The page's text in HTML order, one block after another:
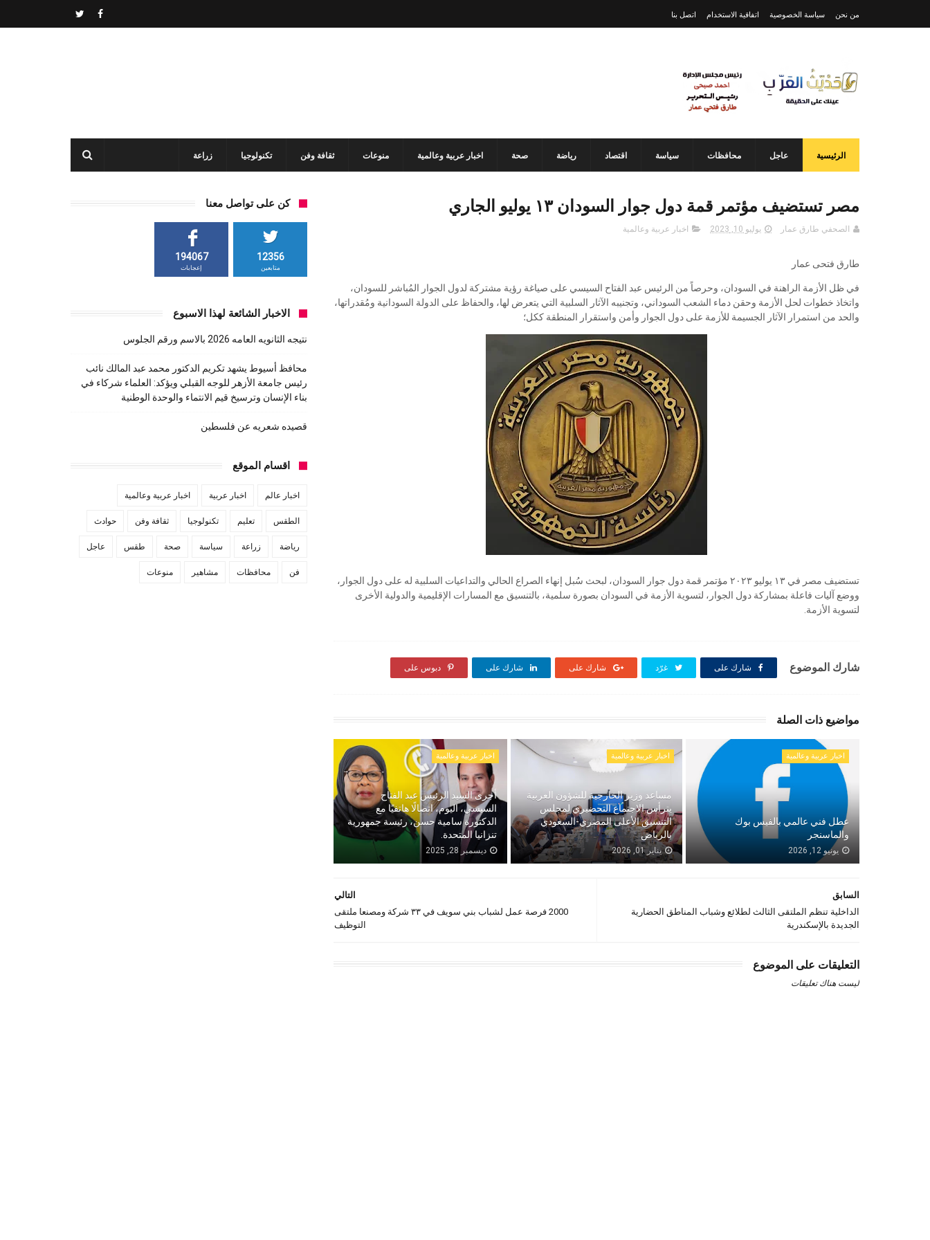
من نحن سياسة الخصوصية اتفاقية الاستخدام اتصل بنا
الرئيسية عاجل محافظات سياسة اقتصاد رياضة صحة اخبار عربية وعالمية منوعات ثقافة وفن تكنولوجيا زراعة
مصر تستضيف مؤتمر قمة دول جوار السودان ١٣ يوليو الجاري
الصحفي طارق عمار يوليو 10, 2023 اخبار عربية وعالمية
طارق فتحى عمار
في ظل الأزمة الراهنة في السودان، وحرصاً من الرئيس عبد الفتاح السيسي على صياغة رؤية مشتركة لدول الجوار المُباشر للسودان،
واتخاذ خطوات لحل الأزمة وحقن دماء الشعب السوداني، وتجنيبه الآثار السلبية التي يتعرض لها، والحفاظ على الدولة السودانية ومُقدراتها،
والحد من استمرار الآثار الجسيمة للأزمة على دول الجوار وأمن واستقرار المنطقة ككل؛
تستضيف مصر في ١٣ يوليو ۲۰۲۳ مؤتمر قمة دول جوار السودان، لبحث سُبل إنهاء الصراع الحالي والتداعيات السلبية له على دول الجوار،
ووضع آليات فاعلة بمشاركة دول الجوار، لتسوية الأزمة في السودان بصورة سلمية، بالتنسيق مع المسارات الإقليمية والدولية الأخرى
لتسوية الأزمة.
شارك الموضوع شارك على غرّد شارك على شارك على دبوس على
مواضيع ذات الصلة
اخبار عربية وعالمية
عطل فني عالمي بالفيس بوك
والماسنجر
يونيو 12, 2026
اخبار عربية وعالمية
مساعد وزير الخارجية للشؤون العربية
يترأس الاجتماع التحضيري لمجلس
التنسيق الأعلى المصري-السعودي
بالرياض
يناير 01, 2026
اخبار عربية وعالمية
أجرى السيد الرئيس عبد الفتاح
السيسي، اليوم، اتصالًا هاتفيًا مع
الدكتورة سامية حسن، رئيسة جمهورية
تنزانيا المتحدة.
ديسمبر 28, 2025
التالي
2000 فرصة عمل لشباب بني سويف في ٣٣ شركة ومصنعا ملتقى
التوظيف
السابق
الداخلية تنظم الملتقى الثالث لطلائع وشباب المناطق الحضارية
الجديدة بالإسكندرية
التعليقات على الموضوع
ليست هناك تعليقات
كن على تواصل معنا
12356
متابعين
194067
إعجابات
الاخبار الشائعة لهذا الاسبوع
نتيجه الثانويه العامه 2026 بالاسم ورقم الجلوس
محافظ أسيوط يشهد تكريم الدكتور محمد عبد المالك نائب
رئيس جامعة الأزهر للوجه القبلي ويؤكد: العلماء شركاء في
بناء الإنسان وترسيخ قيم الانتماء والوحدة الوطنية
قصيده شعريه عن فلسطين
اقسام الموقع
اخبار عالم اخبار عربية اخبار عربية وعالمية
الطقس تعليم تكنولوجيا ثقافة وفن حوادث
رياضة زراعة سياسة صحة طقس عاجل
فن محافظات مشاهير منوعات